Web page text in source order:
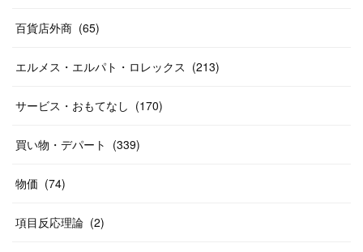
(12)
(14)
(24)
(26
(20)
(14
(46
(38)
(20
(31
58)
10
(46)
(20
百貨店外商 (65)
エルメス・エルパト・ロレックス (213)
サービス・おもてなし (170)
買い物・デパート (339)
物価 (74)
項目反応理論 (2)